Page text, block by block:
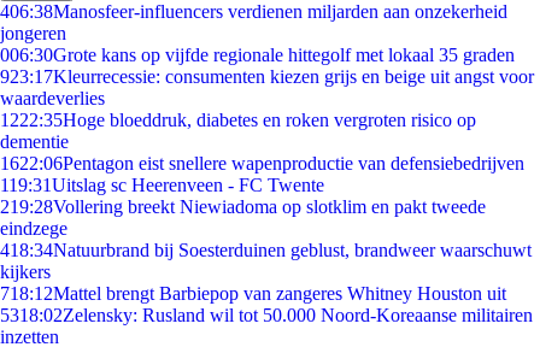
406:38Manosfeer-influencers verdienen miljarden aan onzekerheid
jongeren
006:30Grote kans op vijfde regionale hittegolf met lokaal 35 graden
923:17Kleurrecessie: consumenten kiezen grijs en beige uit angst voor
waardeverlies
1222:35Hoge bloeddruk, diabetes en roken vergroten risico op
dementie
1622:06Pentagon eist snellere wapenproductie van defensiebedrijven
119:31Uitslag sc Heerenveen - FC Twente
219:28Vollering breekt Niewiadoma op slotklim en pakt tweede
eindzege
418:34Natuurbrand bij Soesterduinen geblust, brandweer waarschuwt
kijkers
718:12Mattel brengt Barbiepop van zangeres Whitney Houston uit
5318:02Zelensky: Rusland wil tot 50.000 Noord-Koreaanse militairen
inzetten